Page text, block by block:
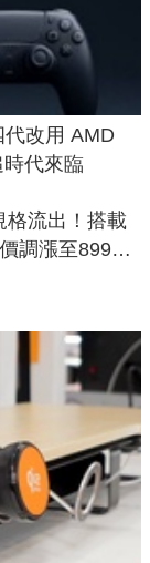
改用 AMD
代來臨
格流出！搭載
調漲至899美